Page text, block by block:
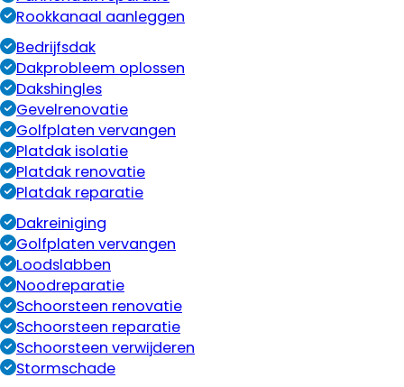
Rookkanaal aanleggen
Bedrijfsdak
Dakprobleem oplossen
Dakshingles
Gevelrenovatie
Golfplaten vervangen
Platdak isolatie
Platdak renovatie
Platdak reparatie
Dakreiniging
Golfplaten vervangen
Loodslabben
Noodreparatie
Schoorsteen renovatie
Schoorsteen reparatie
Schoorsteen verwijderen
Stormschade